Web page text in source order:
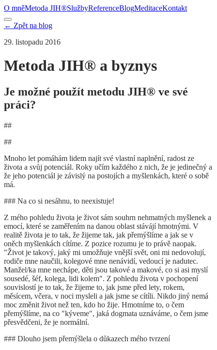
O mněMetoda JIH®SlužbyReferenceBlogMeditaceKontakt
← Zpět na blog
29. listopadu 2016
Metoda JIH® a byznys
Je možné použít metodu JIH® ve své
práci?
##
##
Mnoho let pomáhám lidem najít své vlastní naplnění, radost ze
života a svůj potenciál. Roky učím každého z nich, že je jedinečný a
že jeho potenciál je závislý na postojích a myšlenkách, které o sobě
má.
### Na co si nesáhnu, to neexistuje!
Z mého pohledu života je život sám souhrn nehmatných myšlenek a
emocí, které se zaměřením na danou oblast stávájí hmotnými. V
realitě života je to tak, že žijeme tak, jak přemýšlíme a jak se v
oněch myšlenkách cítíme. Z pozice rozumu je to právě naopak.
"Život je takový, jaký mi umožňuje vnější svět, oni mi nedovolují,
rodiče mne naučili, kolegové mne nenávidí, vedoucí je nadutec.
Manžel/ka mne nechápe, děti jsou takové a makové, co si asi myslí
sousedé, šéf, kolega, lidi kolem". Z pohledu života v pochopení
souvislostí je to tak, že žijeme to, jak jsme před lety, rokem,
měsícem, včera, v noci mysleli a jak jsme se cítíli. Nikdo jiný nemá
moc změnit život než ten, kdo ho žije. Hmotníme to, o čem
přemýšlíme, na co "kýveme", jaká dogmata uznáváme, o čem jsme
přesvědčeni, že je normální.
### Dlouho jsem přemýšlela o důkazech mého tvrzení